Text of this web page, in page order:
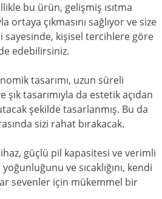
bu ürün, gelişmiş ısıtma
çıkmasını sağlıyor ve size
sayesinde, kişisel tercihlere göre
edebilirsiniz.
tasarımı, uzun süreli
tasarımıyla da estetik açıdan
şekilde tasarlanmış. Bu da
sizi rahat bırakacak.
güçlü pil kapasitesi ve verimli
ve sıcaklığını, kendi
sevenler için mükemmel bir